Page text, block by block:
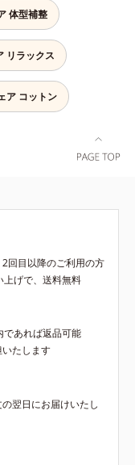
体型補整
リラックス
ア コットン
回目以降のご利用の方
上げで、送料無料
であれば返品可能
たします
翌日にお届けいたし